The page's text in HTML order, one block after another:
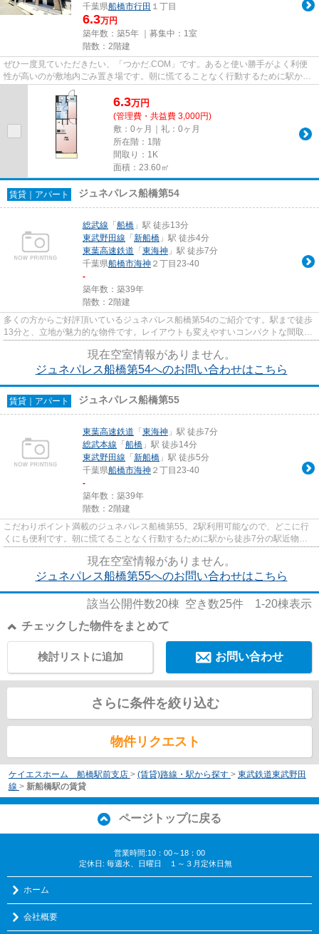
千葉県船橋市行田 １丁目
6.3万円
築年数：築5年 ｜募集中： 1室
階数：2階建
ぜひ一度見ていただきたい、「つかだ.COM」です。あると使い勝手がよく利便
性が高いのが敷地内ごみ置き場です。朝に慌てることなく行動するために駅から
徒歩10分の駅近物件はいかがで...
6.3万円
(管理費・共益費 3,000円)
敷：0ヶ月｜礼：0ヶ月
所在階：1階
間取り：1K
面積：23.60㎡
賃貸｜アパート ジュネパレス船橋第54
総武線 「 船橋 」駅 徒歩13分
東武野田線 「 新船橋 」駅 徒歩4分
東葉高速鉄道 「 東海神 」駅 徒歩7分
千葉県船橋市海神 ２丁目23-40
-
築年数：築39年
階数：2階建
多くの方からご好評頂いているジュネパレス船橋第54のご紹介です。駅まで徒歩
13分と、立地が魅力的な物件です。レイアウトも変えやすいコンパクトな間取り
現在空室情報がありません。
ジュネパレス船橋第54へのお問い合わせはこちら
賃貸｜アパート ジュネパレス船橋第55
東葉高速鉄道 「 東海神 」駅 徒歩7分
総武本線 「 船橋 」駅 徒歩14分
東武野田線 「 新船橋 」駅 徒歩5分
千葉県船橋市海神 ２丁目23-40
-
築年数：築39年
階数：2階建
こだわりポイント満載のジュネパレス船橋第55。2駅利用可能なので、どこに行
くにも便利です。朝に慌てることなく行動するために駅から徒歩7分の駅近物件
現在空室情報がありません。
ジュネパレス船橋第55へのお問い合わせはこちら
該当公開件数20棟 空き数25件 1-20棟表示
チェックした物件をまとめて
お問い合わせ
検討リストに追加
さらに条件を絞り込む
物件リクエスト
ケイエスホーム 船橋駅前支店 > (賃貸)路線・駅から探す > 東武鉄道東武野田
線 > 新船橋駅の賃貸
ページトップに戻る
営業時間:10：00～18：00
定休日: 毎週水、日曜日 １～３月定休日無
ホーム
会社概要